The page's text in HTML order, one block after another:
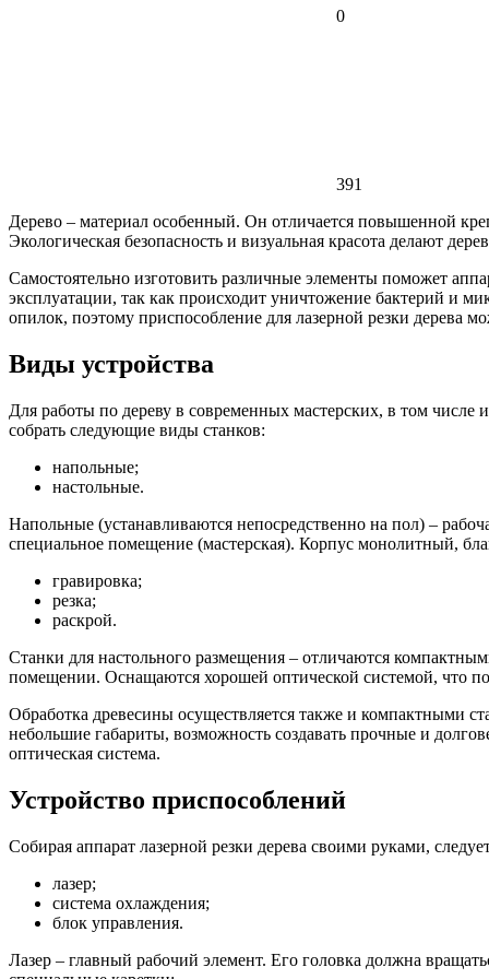
0
391
Дерево – материал особенный. Он отличается повышенной
Экологическая безопасность и визуальная красота делают
Самостоятельно изготовить различные элементы поможет
эксплуатации, так как происходит уничтожение бактерий и
опилок, поэтому приспособление для лазерной резки дерева
Виды устройства
Для работы по дереву в современных мастерских, в том
собрать следующие виды станков:
напольные;
настольные.
Напольные (устанавливаются непосредственно на пол) –
специальное помещение (мастерская). Корпус монолитный,
гравировка;
резка;
раскрой.
Станки для настольного размещения – отличаются
помещении. Оснащаются хорошей оптической системой, что
Обработка древесины осуществляется также и компактными
небольшие габариты, возможность создавать прочные и
оптическая система.
Устройство приспособлений
Собирая аппарат лазерной резки дерева своими руками,
лазер;
система охлаждения;
блок управления.
Лазер – главный рабочий элемент. Его головка должна